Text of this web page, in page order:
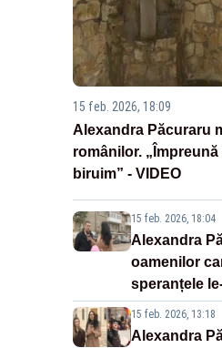
15 feb. 2026, 18:09
Alexandra Păcuraru
românilor.
biruim” - VIDEO
15 feb. 2026, 18:04
Alexandra
oamenilor
speranțele
15 feb. 2026, 13:18
Alexandra